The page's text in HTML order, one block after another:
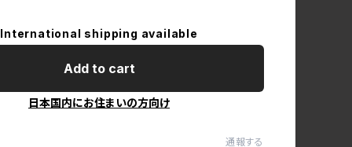
International shipping available
Add to cart
日本国内にお住まいの方向け
通報する